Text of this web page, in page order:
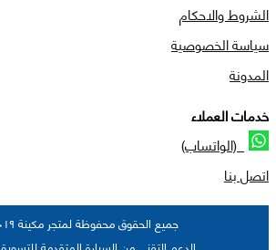
الشروط والاحكام
سياسة الخصوصية
المدونة
خدمات العملاء
(الواتساب)
اتصل بنا
جميع الحقوق محفوظة لمتجر مكينة ٢٠١٩-٢٠٢٥